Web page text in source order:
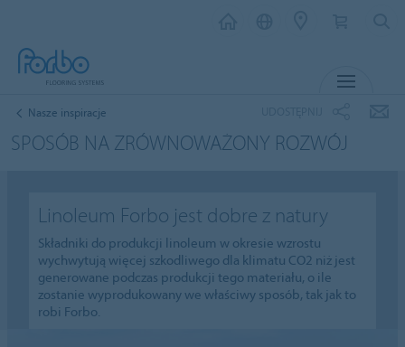
Nasze inspiracje
SPOSÓB NA ZRÓWNOWAŻONY ROZWÓJ
Linoleum Forbo jest dobre z natury
Składniki do produkcji linoleum w okresie wzrostu
wychwytują więcej szkodliwego dla klimatu CO2 niż jest
generowane podczas produkcji tego materiału, o ile
zostanie wyprodukowany we właściwy sposób, tak jak to
robi Forbo.